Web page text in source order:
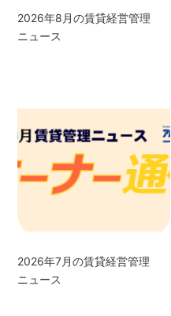
2026年8月の賃貸経営管理
ニュース
2026年7月の賃貸経営管理
ニュース